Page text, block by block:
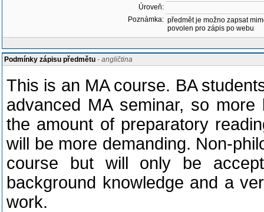
Úroveň:
Poznámka: předmět je možno zapsat
povolen pro zápis po webu
Podmínky zápisu předmětu - angličtina
This is an MA course. BA
advanced MA seminar, so
the amount of preparatory
will be more demanding. Non-
course but will only be
background knowledge and a
work.